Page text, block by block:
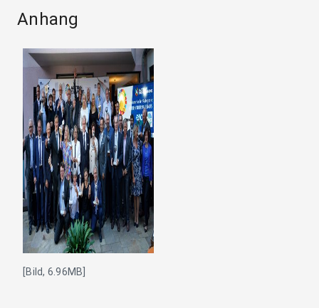
Anhang
[Bild, 6.96MB]